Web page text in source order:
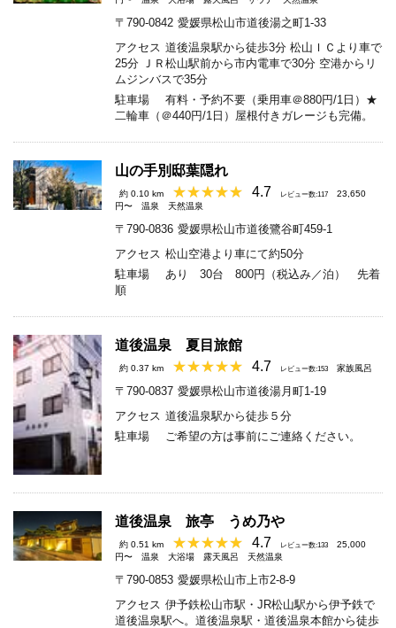
〒790-0842 愛媛県松山市道後湯之町1-33
アクセス 道後温泉駅から徒歩3分 松山ＩＣより車で
25分 ＪＲ松山駅前から市内電車で30分 空港からリ
ムジンバスで35分
駐車場
有料・予約不要（乗用車＠880円/1日）★
二輪車（＠440円/1日）屋根付きガレージも完備。
山の手別邸葉隠れ
約 0.10 km 4.7 レビュー数:117
23,650
円〜
温泉 天然温泉
〒790-0836 愛媛県松山市道後鷺谷町459-1
アクセス 松山空港より車にて約50分
駐車場
あり 30台 800円（税込み／泊） 先着
順
道後温泉 夏目旅館
約 0.37 km 4.7 レビュー数:153 家族風呂
〒790-0837 愛媛県松山市道後湯月町1-19
アクセス 道後温泉駅から徒歩５分
駐車場
ご希望の方は事前にご連絡ください。
道後温泉 旅亭 うめ乃や
約 0.51 km 4.7 レビュー数:133
25,000
円〜
温泉 大浴場 露天風呂 天然温泉
〒790-0853 愛媛県松山市上市2-8-9
アクセス 伊予鉄松山市駅・JR松山駅から伊予鉄で
道後温泉駅へ。道後温泉駅・道後温泉本館から徒歩